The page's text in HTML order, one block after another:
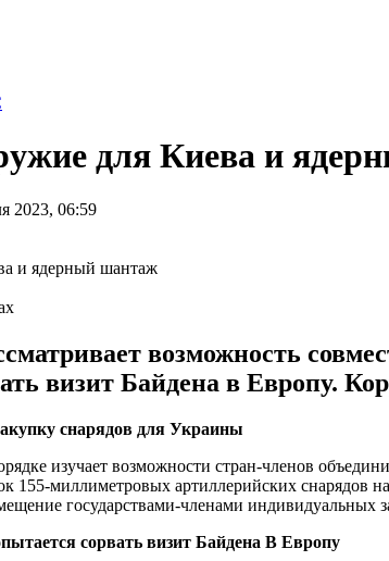
для Киева и
2023, 06:59
возможность
визит Байдена в Европу.
снарядов для Украины
изучает возможности стран-членов
155-миллиметровых артиллерийских
государствами-членами индивидуальных
сорвать визит Байдена В Европу